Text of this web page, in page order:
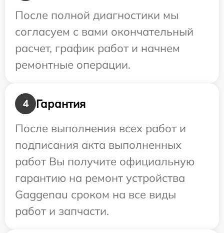
После полной диагностики мы
согласуем с вами окончательный
расчет, график работ и начнем
ремонтные операции.
4
Гарантия
После выполнения всех работ и
подписания акта выполненных
работ Вы получите официальную
гарантию на ремонт устройства
Gaggenau сроком на все виды
работ и запчасти.